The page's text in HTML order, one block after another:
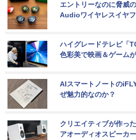
エントリーなのに脅威
Audioワイヤレスイヤ
ハイグレードテレビ「
色彩美で映画＆ゲーム
AIスマートノートの
ぜ魅力的なのか？
クリエイティブが作っ
アオーディオスピーカ